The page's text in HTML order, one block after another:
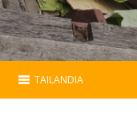
TAILANDIA